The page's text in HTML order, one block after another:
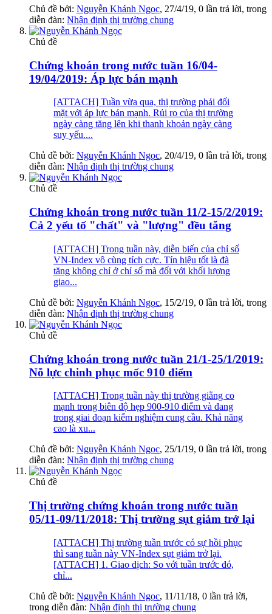
Chủ đề bởi: Nguyễn Khánh Ngọc, 27/4/19, 0 lần trả lời, trong
diễn đàn: Nhận định thị trường chung
Chủ đề
Chứng khoán trong nước tuần 16/04-
19/04/2019: Áp lực bán mạnh
[ATTACH] Tuần vừa qua, thị trường phải đối
mặt với áp lực bán mạnh. Rủi ro của thị trường
ngày càng tăng lên khi thanh khoản ngày càng
suy yếu....
Chủ đề bởi: Nguyễn Khánh Ngọc, 20/4/19, 0 lần trả lời, trong
diễn đàn: Nhận định thị trường chung
Chủ đề
Chứng khoán trong nước tuần 11/2-15/2/2019:
Cả 2 yếu tố "chất" và "lượng" đều tăng
[ATTACH] Trong tuần này, diễn biến của chỉ số
VN-Index vô cùng tích cực. Tín hiệu tốt là đà
tăng không chỉ ở chỉ số mà đối với khối lượng
giao...
Chủ đề bởi: Nguyễn Khánh Ngọc, 15/2/19, 0 lần trả lời, trong
diễn đàn: Nhận định thị trường chung
Chủ đề
Chứng khoán trong nước tuần 21/1-25/1/2019:
Nỗ lực chinh phục mốc 910 điểm
[ATTACH] Trong tuần này thị trường giằng co
mạnh trong biên độ hẹp 900-910 điểm và đang
trong giai đoạn kiểm nghiệm cung cầu. Khả năng
cao là xu...
Chủ đề bởi: Nguyễn Khánh Ngọc, 25/1/19, 0 lần trả lời, trong
diễn đàn: Nhận định thị trường chung
Chủ đề
Thị trường chứng khoán trong nước tuần
05/11-09/11/2018: Thị trường sụt giảm trở lại
[ATTACH] Thị trường tuần trước có sự hồi phục
thì sang tuần này VN-Index sụt giảm trở lại.
[ATTACH] 1. Giao dịch: So với tuần trước đó,
chỉ...
Chủ đề bởi: Nguyễn Khánh Ngọc, 11/11/18, 0 lần trả lời,
trong diễn đàn: Nhận định thị trường chung